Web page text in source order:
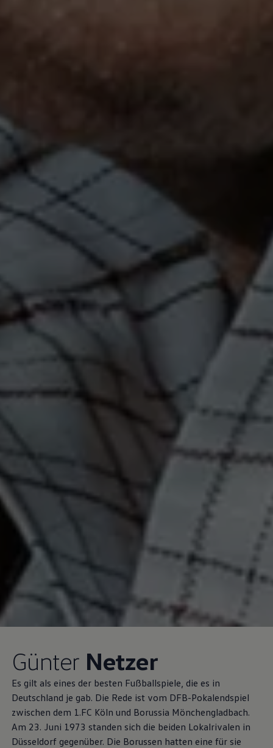
Günter Netzer
Es gilt als eines der besten Fußballspiele, die es in
Deutschland je gab. Die Rede ist vom DFB-Pokalendspiel
zwischen dem 1.FC Köln und Borussia Mönchengladbach.
Am 23. Juni 1973 standen sich die beiden Lokalrivalen in
Düsseldorf gegenüber. Die Borussen hatten eine für sie